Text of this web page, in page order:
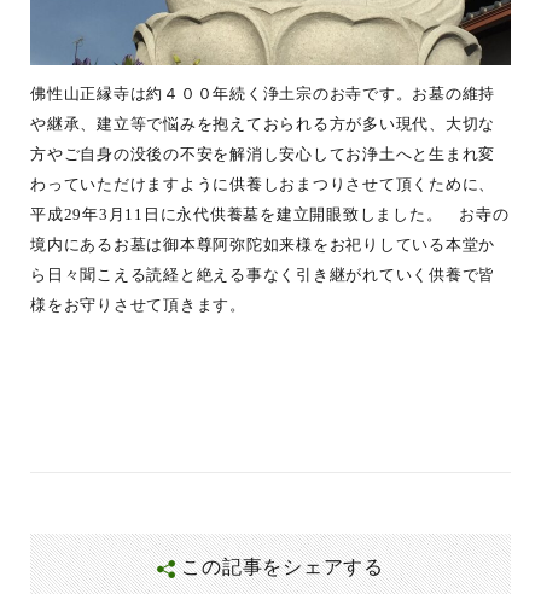
佛性山正縁寺は約４００年続く浄土宗のお寺です。お墓の維持
や継承、建立等で悩みを抱えておられる方が多い現代、大切な
方やご自身の没後の不安を解消し安心してお浄土へと生まれ変
わっていただけますように供養しおまつりさせて頂くために、
平成29年3月11日に永代供養墓を建立開眼致しました。 お寺の
境内にあるお墓は御本尊阿弥陀如来様をお祀りしている本堂か
ら日々聞こえる読経と絶える事なく引き継がれていく供養で皆
様をお守りさせて頂きます。
この記事をシェアする